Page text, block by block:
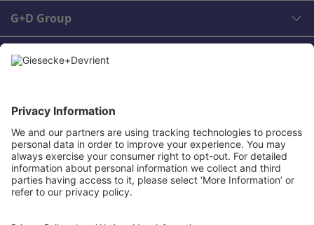
G+D Group
Rechtliches
Kontakt